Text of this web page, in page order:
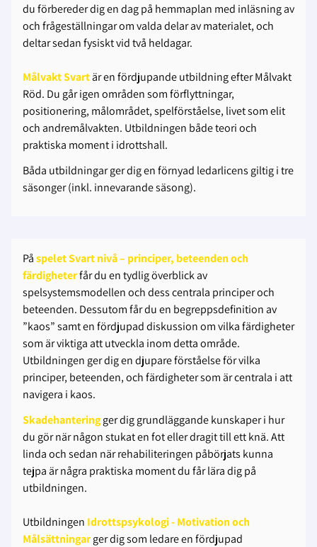
du förbereder dig en dag på hemmaplan med inläsning av
och frågeställningar om valda delar av materialet, och
deltar sedan fysiskt vid två heldagar.
Målvakt Svartär en fördjupande utbildning efter Målvakt
Röd. Du går igen områden som förflyttningar,
positionering, målområdet, spelförståelse, livet som elit
och andremålvakten. Utbildningen både teori och
praktiska moment i idrottshall.
Båda utbildningar ger dig en förnyad ledarlicens giltig i tre
säsonger (inkl. innevarande säsong).
Påspelet Svart nivå – principer, beteenden och
färdigheterfår du en tydlig överblick av
spelsystemsmodellen och dess centrala principer och
beteenden. Dessutom får du en begreppsdefinition av
”kaos” samt en fördjupad diskussion om vilka färdigheter
som är viktiga att utveckla inom detta område.
Utbildningen ger dig en djupare förståelse för vilka
principer, beteenden, och färdigheter som är centrala i att
navigera i kaos.
Skadehanteringger dig grundläggande kunskaper i hur
du gör när någon stukat en fot eller dragit till ett knä. Att
linda och sedan när rehabiliteringen påbörjats kunna
tejpa är några praktiska moment du får lära dig på
utbildningen.
Utbildningen Idrottspsykologi - Motivation och
Målsättningarger dig som ledare en fördjupad